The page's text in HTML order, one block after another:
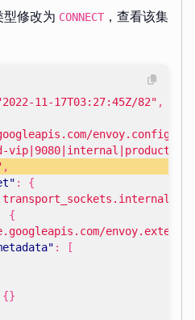
型修改为 CONNECT ，查看该集
11-17T03:27:45Z/82" ,
,
:
{
{
:
[
{}